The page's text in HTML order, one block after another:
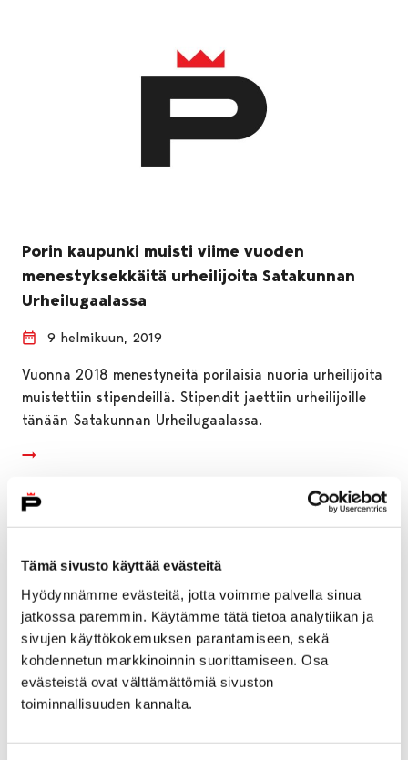
Tämä sivusto käyttää evästeitä
Hyödynnämme evästeitä, jotta voimme palvella sinua
jatkossa paremmin. Käytämme tätä tietoa analytiikan ja
sivujen käyttökokemuksen parantamiseen, sekä
kohdennetun markkinoinnin suorittamiseen. Osa
evästeistä ovat välttämättömiä sivuston
toiminnallisuuden kannalta.
Porin kaupunki muisti viime vuoden
menestyksekkäitä urheilijoita Satakunnan
Urheilugaalassa
9 helmikuun, 2019
Vuonna 2018 menestyneitä porilaisia nuoria urheilijoita
muistettiin stipendeillä. Stipendit jaettiin urheilijoille
tänään Satakunnan Urheilugaalassa.